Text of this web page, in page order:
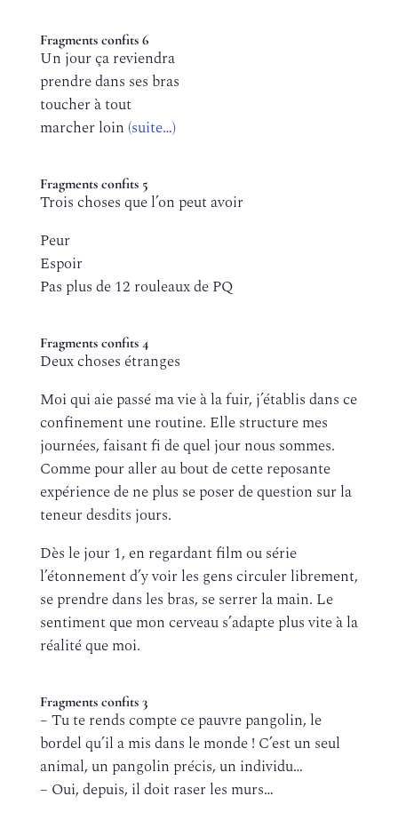
Fragments confits 6
Un jour ça reviendra
prendre dans ses bras
toucher à tout
marcher loin (suite…)
Fragments confits 5
Trois choses que l’on peut avoir
Peur
Espoir
Pas plus de 12 rouleaux de PQ
Fragments confits 4
Deux choses étranges
Moi qui aie passé ma vie à la fuir, j’établis dans ce
confinement une routine. Elle structure mes
journées, faisant fi de quel jour nous sommes.
Comme pour aller au bout de cette reposante
expérience de ne plus se poser de question sur la
teneur desdits jours.
Dès le jour 1, en regardant film ou série
l’étonnement d’y voir les gens circuler librement,
se prendre dans les bras, se serrer la main. Le
sentiment que mon cerveau s’adapte plus vite à la
réalité que moi.
Fragments confits 3
– Tu te rends compte ce pauvre pangolin, le
bordel qu’il a mis dans le monde ! C’est un seul
animal, un pangolin précis, un individu…
– Oui, depuis, il doit raser les murs…